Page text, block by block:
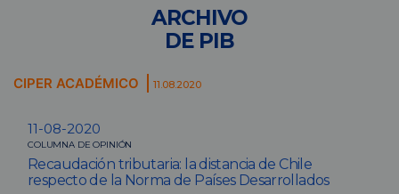
ARCHIVO
DE PIB
CIPER ACADÉMICO 11.08.2020
11-08-2020
COLUMNA DE OPINIÓN
Recaudación tributaria: la distancia de Chile
respecto de la Norma de Países Desarrollados